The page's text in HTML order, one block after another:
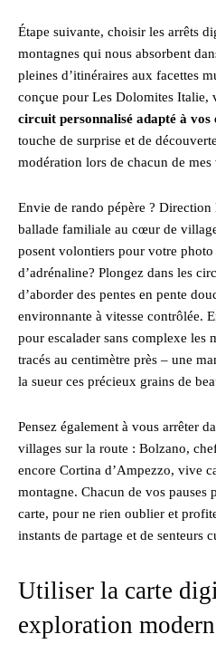
Étape suivante, choisir les arrêts
montagnes qui nous absorbent
pleines d’itinéraires aux facettes
conçue pour Les Dolomites Italie,
circuit personnalisé adapté à vos
touche de surprise et de
modération lors de chacun de mes
Envie de rando pépère ? Direction
ballade familiale au cœur de
posent volontiers pour votre photo
d’adrénaline? Plongez dans les
d’aborder des pentes en pente
environnante à vitesse contrôlée.
pour escalader sans complexe les
tracés au centimètre près – une
la sueur ces précieux grains de
Pensez également à vous arrêter
villages sur la route : Bolzano,
encore Cortina d’Ampezzo, vive
montagne. Chacun de vos pauses
carte, pour ne rien oublier et
instants de partage et de senteurs
Utiliser la carte
exploration